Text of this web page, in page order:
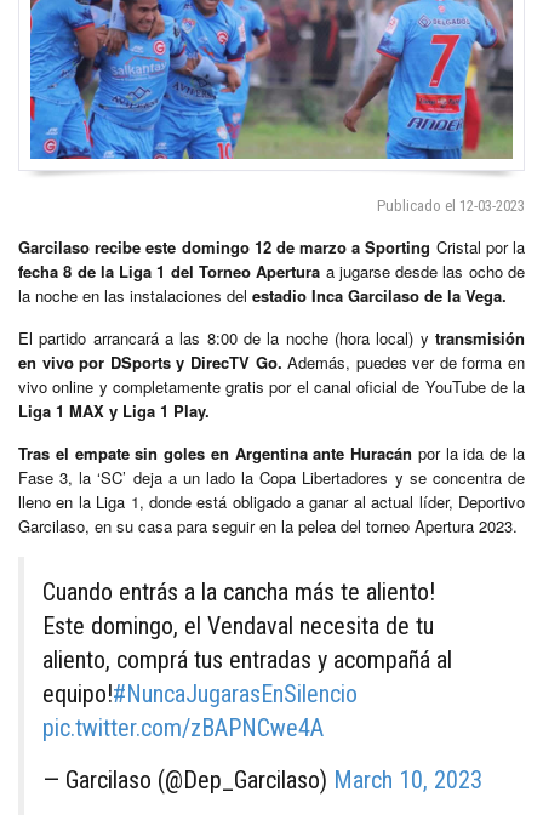
Publicado el 12-03-2023
Garcilaso recibe este domingo 12 de marzo a Sporting Cristal por la
fecha 8 de la Liga 1 del Torneo Apertura a jugarse desde las ocho de
la noche en las instalaciones del estadio Inca Garcilaso de la Vega.
El partido arrancará a las 8:00 de la noche (hora local) y transmisión
en vivo por DSports y DirecTV Go. Además, puedes ver de forma en
vivo online y completamente gratis por el canal oficial de YouTube de la
Liga 1 MAX y Liga 1 Play.
Tras el empate sin goles en Argentina ante Huracán por la ida de la
Fase 3, la ‘SC’ deja a un lado la Copa Libertadores y se concentra de
lleno en la Liga 1, donde está obligado a ganar al actual líder, Deportivo
Garcilaso, en su casa para seguir en la pelea del torneo Apertura 2023.
Cuando entrás a la cancha más te aliento!
Este domingo, el Vendaval necesita de tu
aliento, comprá tus entradas y acompañá al
equipo!#NuncaJugarasEnSilencio
pic.twitter.com/zBAPNCwe4A
— Garcilaso (@Dep_Garcilaso) March 10, 2023